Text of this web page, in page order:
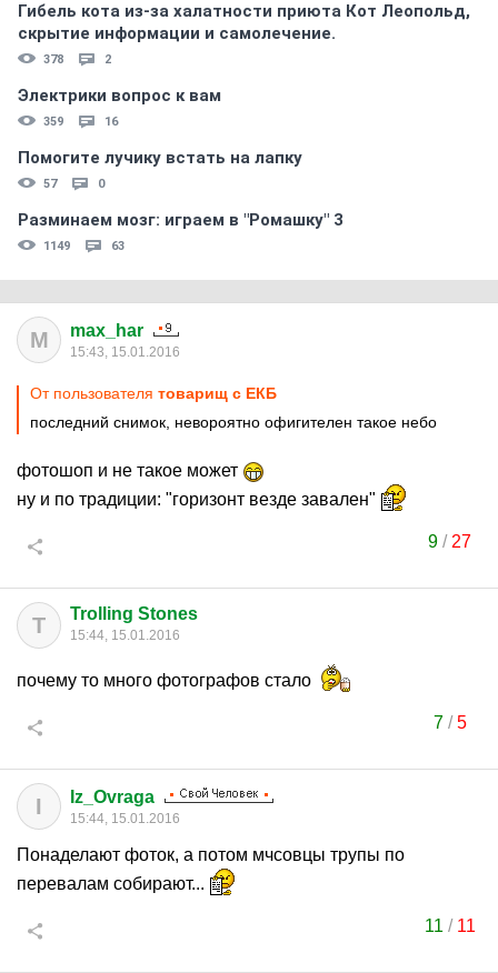
Гибель кота из-за халатности приюта Кот Леопольд,
скрытиe информации и самолечение.
378 2
Электрики вопрос к вам
359 16
Помогите лучику встать на лапку
57 0
Разминаем мозг: играем в "Ромашку" 3
1149 63
M max_har
15:43, 15.01.2016
От пользователя товарищ с ЕКБ
последний снимок, невороятно офигителен такое небо
фотошоп и не такое может
ну и по традиции: "горизонт везде завален"
9 / 27
T Trolling Stones
15:44, 15.01.2016
почему то много фотографов стало
7/5
I Iz_Ovraga
15:44, 15.01.2016
Понаделают фоток, а потом мчсовцы трупы по
перевалам собирают...
11 / 11